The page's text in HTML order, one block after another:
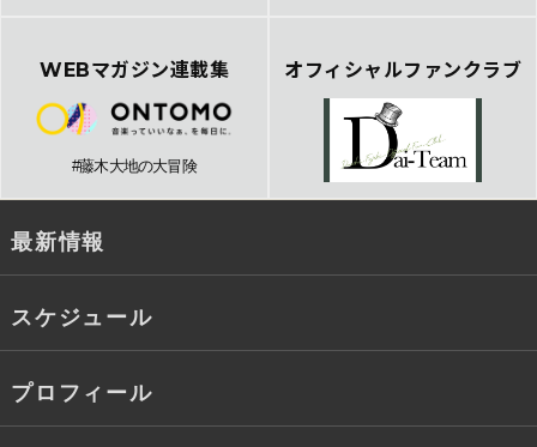
ョ
ン
WEBマガジン連載集
#藤木大地の大冒険
オフィシャルファンクラブ
最新情報
スケジュール
プロフィール